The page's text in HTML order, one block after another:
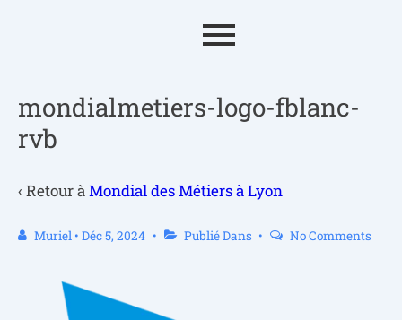
mondialmetiers-logo-fblanc-
rvb
‹ Retour àMondial des Métiers à Lyon
Muriel • Déc 5, 2024 Publié Dans No Comments